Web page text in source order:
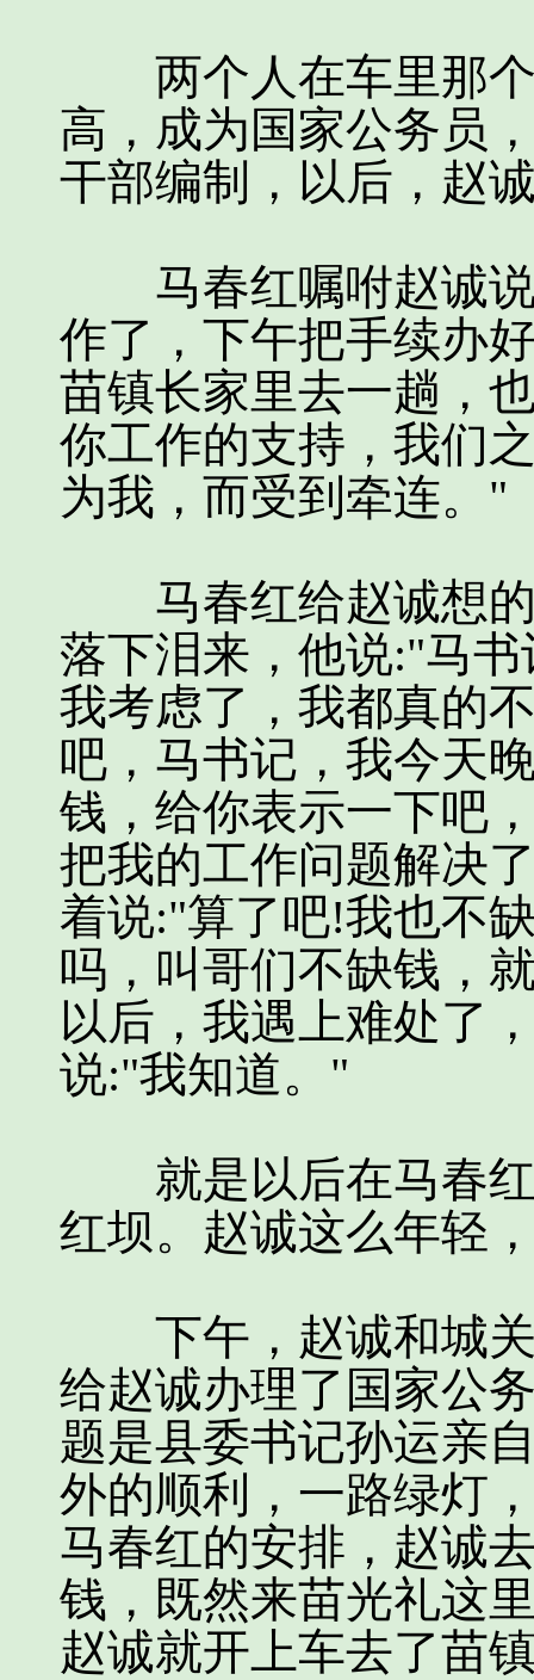
两个人在车里那个
高，成为国家公务员
干部编制，以后，赵
马春红嘱咐赵诚说
作了，下午把手续办
苗镇长家里去一趟，
你工作的支持，我们
为我，而受到牵连。"
马春红给赵诚想的
落下泪来，他说:"马
我考虑了，我都真的
吧，马书记，我今天
钱，给你表示一下吧
把我的工作问题解决
着说:"算了吧!我也不
吗，叫哥们不缺钱，
以后，我遇上难处了
说:"我知道。"
就是以后在马春红
红坝。赵诚这么年轻
下午，赵诚和城关
给赵诚办理了国家公
题是县委书记孙运亲
外的顺利，一路绿灯
马春红的安排，赵诚
钱，既然来苗光礼这
赵诚就开上车去了苗